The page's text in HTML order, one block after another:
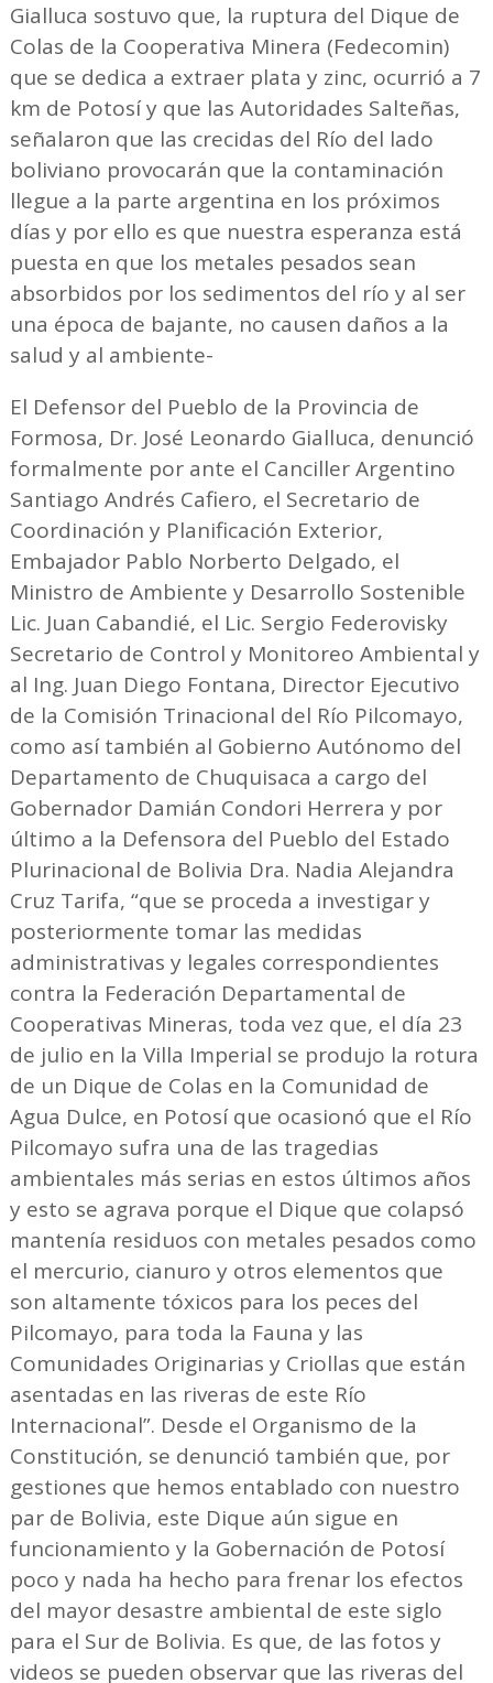
Gialluca sostuvo que, la ruptura del Dique de
Colas de la Cooperativa Minera (Fedecomin)
que se dedica a extraer plata y zinc, ocurrió a 7
km de Potosí y que las Autoridades Salteñas,
señalaron que las crecidas del Río del lado
boliviano provocarán que la contaminación
llegue a la parte argentina en los próximos
días y por ello es que nuestra esperanza está
puesta en que los metales pesados sean
absorbidos por los sedimentos del río y al ser
una época de bajante, no causen daños a la
salud y al ambiente-
El Defensor del Pueblo de la Provincia de
Formosa, Dr. José Leonardo Gialluca, denunció
formalmente por ante el Canciller Argentino
Santiago Andrés Cafiero, el Secretario de
Coordinación y Planificación Exterior,
Embajador Pablo Norberto Delgado, el
Ministro de Ambiente y Desarrollo Sostenible
Lic. Juan Cabandié, el Lic. Sergio Federovisky
Secretario de Control y Monitoreo Ambiental y
al Ing. Juan Diego Fontana, Director Ejecutivo
de la Comisión Trinacional del Río Pilcomayo,
como así también al Gobierno Autónomo del
Departamento de Chuquisaca a cargo del
Gobernador Damián Condori Herrera y por
último a la Defensora del Pueblo del Estado
Plurinacional de Bolivia Dra. Nadia Alejandra
Cruz Tarifa, “que se proceda a investigar y
posteriormente tomar las medidas
administrativas y legales correspondientes
contra la Federación Departamental de
Cooperativas Mineras, toda vez que, el día 23
de julio en la Villa Imperial se produjo la rotura
de un Dique de Colas en la Comunidad de
Agua Dulce, en Potosí que ocasionó que el Río
Pilcomayo sufra una de las tragedias
ambientales más serias en estos últimos años
y esto se agrava porque el Dique que colapsó
mantenía residuos con metales pesados como
el mercurio, cianuro y otros elementos que
son altamente tóxicos para los peces del
Pilcomayo, para toda la Fauna y las
Comunidades Originarias y Criollas que están
asentadas en las riveras de este Río
Internacional”. Desde el Organismo de la
Constitución, se denunció también que, por
gestiones que hemos entablado con nuestro
par de Bolivia, este Dique aún sigue en
funcionamiento y la Gobernación de Potosí
poco y nada ha hecho para frenar los efectos
del mayor desastre ambiental de este siglo
para el Sur de Bolivia. Es que, de las fotos y
videos se pueden observar que las riveras del